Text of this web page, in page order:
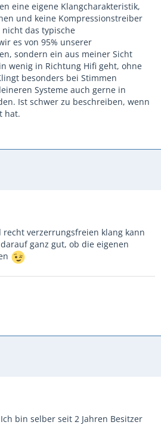
eine eigene Klangcharakteristik,
und keine Kompressionstreiber
nicht das typische
es von 95% unserer
sondern ein aus meiner Sicht
wenig in Richtung Hifi geht, ohne
besonders bei Stimmen
Systeme auch gerne in
Ist schwer zu beschreiben, wenn
hat.
verzerrungsfreien klang kann
ganz gut, ob die eigenen
bin selber seit 2 Jahren Besitzer